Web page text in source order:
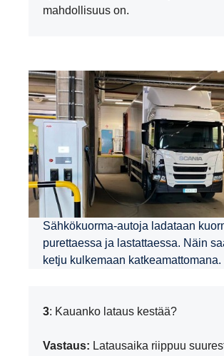
mahdollisuus on.
Sähkökuorma-autoja ladataan
purettaessa ja lastattaessa. Näin
ketju kulkemaan katkeamattomana.
3: Kauanko lataus kestää?
Vastaus: Latausaika riippuu